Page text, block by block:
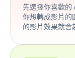
先選擇你喜歡的
你想轉成影片的
的影片效果就會